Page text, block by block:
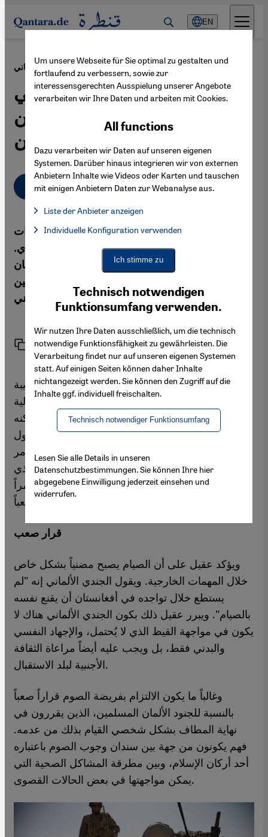
Direkt zum Inhalt springen
EN
صيام رمضان في الجيش الألماني 15.07.2013
جنود الجيش الألماني
المسلمون...توفيق بين الدين
والوطن
عربي
تشير التقديرات إلى وجود حوالي ألف مسلم بين قوات
الجيش الألماني التي يبلغ قوامها 250 ألف جندي.
ويشكل شهر رمضان تحدياً بالنسبة للجنود الألمان
المسلمين الذين يبذلون مجهوداً مضاعفاً للتوفيق بين
عملهم وواجبهم الديني.
Link Share Print
شوقي عقيل جندي ألماني برتبة رقيب في الكتيبة
اللوجيستية للجيش الألماني، ويأخذ على عاتقه مسؤولية
جنود آخرين خلال عمليات نقل المواد. لذلك "لا يمكنه
تحمل وزر خطأ ناتج عن ضعف التركيز"، كما يقول
الجندي المسلم الذي يبلغ من العمر ثلاثين عاماً. وهو أمر
ممكن الحدوث خلال الصيام في شهر رمضان، الذي
يصبح فيه تحمل الجوع والعطش في فصل الصيف أمراً
صعباً.
قرار صعب
ويؤكد عقيل على أن الصيام يصبح مضنياً بشكل خاص
خلال المهمات الخارجية. ويقول الجندي الألماني إنه "لم
يستطع خلال تواجده في أفغانستان أن يقنع نفسه
بالصيام". ويبرر عقيل ذلك بكون الجندي الألماني هناك لا
يكون في مواجهة القيظ الذي لا يُحتمل، والإجهاد النفسي
والبدني فقط، بل ويجب عليه أيضاً مراعاة الثقافة
الأجنبية لبلد الاستقبال.
وغالباً ما يكون الالتزام بفريضة الصوم قراراً صعباً
بالنسبة للجنود الألمان المسلمين، الذين يقررون في
نهاية المطاف بشكل شخصي القيام بذلك من عدمه.
فهم يكونون من جهة بين سندان وجوب الصوم باعتباره
أحد أركان الإسلام، وبين مطرقة المشاكل الصحية التي
يمكن مواجهتها في بعض الحالات القصوى.
Um unsere Webseite für Sie optimal zu gestalten und
fortlaufend zu verbessern, sowie zur
interessensgerechten Ausspielung unserer Angebote
verarbeiten wir Ihre Daten und arbeiten mit Cookies.
Technisch notwendigen
Funktionsumfang verwenden.
Wir nutzen Ihre Daten ausschließlich, um die technisch
notwendige Funktionsfähigkeit zu gewährleisten. Die
Verarbeitung findet nur auf unseren eigenen Systemen
statt. Auf einigen Seiten können daher Inhalte
nichtangezeigt werden. Sie können den Zugriff auf die
Inhalte ggf. individuell freischalten.
Technisch notwendiger Funktionsumfang
All functions
Dazu verarbeiten wir Daten auf unseren eigenen
Systemen. Darüber hinaus integrieren wir von externen
Anbietern Inhalte wie Videos oder Karten und tauschen
mit einigen Anbietern Daten zur Webanalyse aus.
Liste der Anbieter anzeigen
Facebook Embed / Facebook Connect, Google Maps Embed,
Facebook Embed / Facebook Connect
Google Maps Embed
Individuelle Konfiguration verwenden
Ich stimme zu
Lesen Sie alle Details in unseren
Datenschutzbestimmungen. Sie können Ihre hier
abgegebene Einwilligung jederzeit einsehen und
widerrufen.